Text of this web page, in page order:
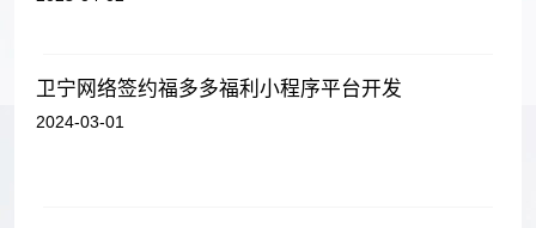
卫宁网络签约福多多福利小程序平台开发
2024-03-01